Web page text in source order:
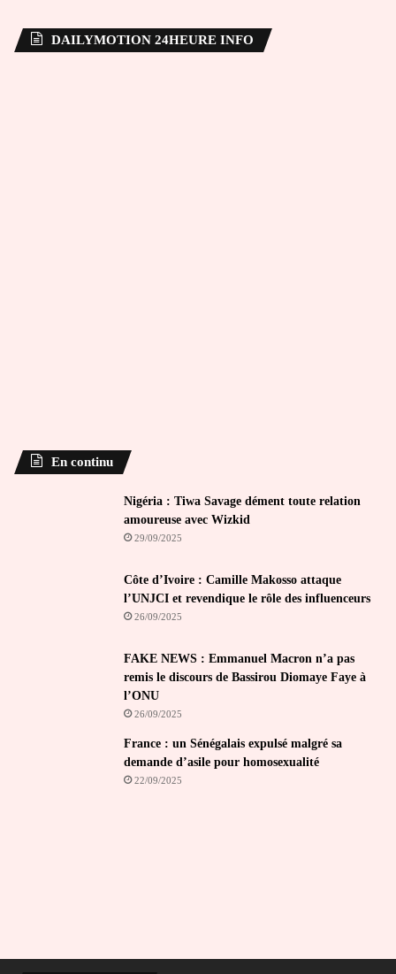
DAILYMOTION 24HEURE INFO
En continu
Nigéria : Tiwa Savage dément toute relation
amoureuse avec Wizkid
29/09/2025
Côte d’Ivoire : Camille Makosso attaque
l’UNJCI et revendique le rôle des influenceurs
26/09/2025
FAKE NEWS : Emmanuel Macron n’a pas
remis le discours de Bassirou Diomaye Faye à
l’ONU
26/09/2025
France : un Sénégalais expulsé malgré sa
demande d’asile pour homosexualité
22/09/2025